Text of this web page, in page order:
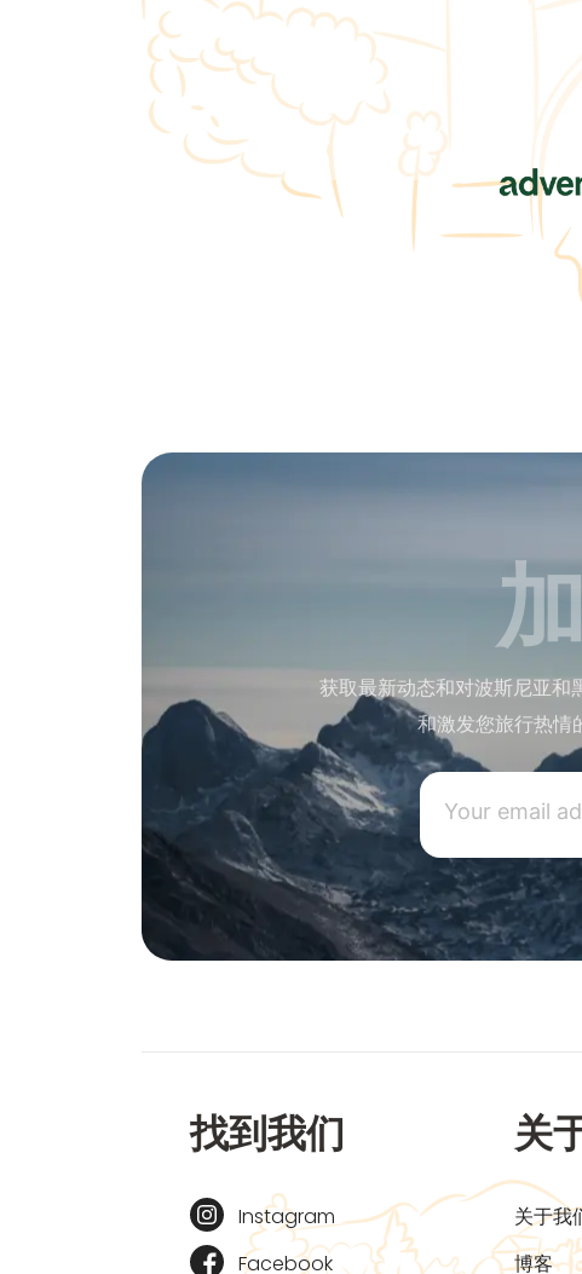
获取最新动态和对波斯尼亚和
和激发您旅行热情
找到我们
Instagram
Facebook
关
关于我
博客